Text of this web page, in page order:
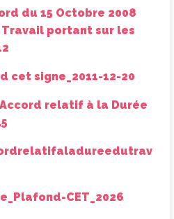
du 15 Octobre 2008
portant sur les
cet signe_2011-12-20
Accord relatif à la Durée
CET_2026